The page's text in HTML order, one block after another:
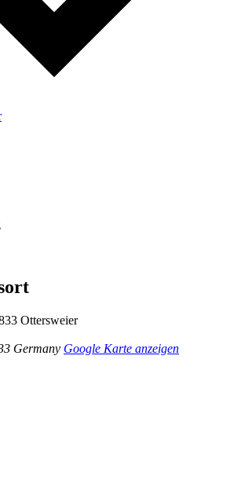
Ottersweier
Germany Google Karte anzeigen